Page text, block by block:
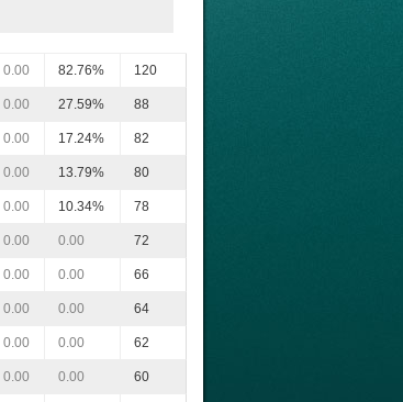
0.00 82.76% 120
0.00 27.59% 88
0.00 17.24% 82
0.00 13.79% 80
0.00 10.34% 78
0.00 0.00 72
0.00 0.00 66
0.00 0.00 64
0.00 0.00 62
0.00 0.00 60